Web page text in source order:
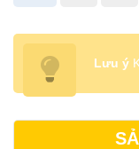
Lưu ý